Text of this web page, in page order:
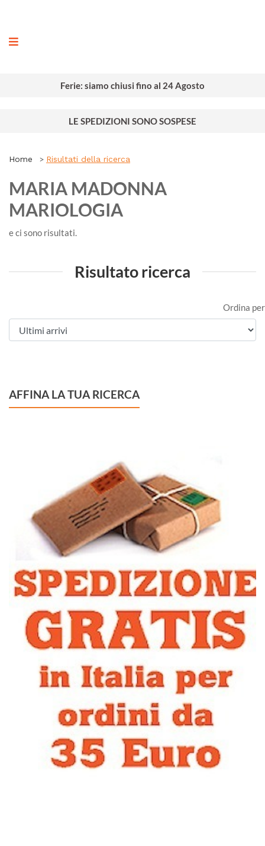
Ferie: siamo chiusi fino al 24 Agosto
LE SPEDIZIONI SONO SOSPESE
Home Risultati della ricerca
MARIA MADONNA
MARIOLOGIA
e ci sono risultati.
Risultato ricerca
AFFINA LA TUA RICERCA
Ordina per